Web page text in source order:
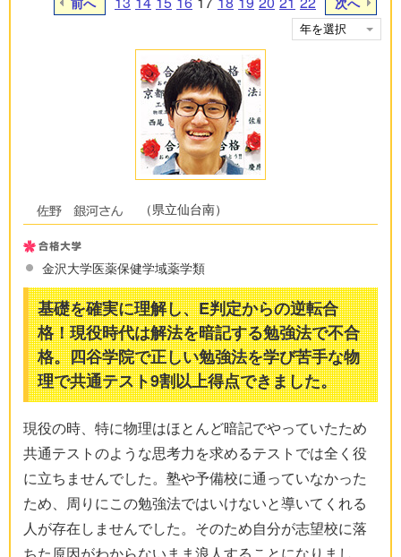
（県立仙台南）
金沢大学医薬保健学域薬学類
基礎を確実に理解し、E判定からの逆転合
格！現役時代は解法を暗記する勉強法で不合
格。四谷学院で正しい勉強法を学び苦手な物
理で共通テスト9割以上得点できました。
現役の時、特に物理はほとんど暗記でやっていたため
共通テストのような思考力を求めるテストでは全く役
に立ちませんでした。塾や予備校に通っていなかった
ため、周りにこの勉強法ではいけないと導いてくれる
人が存在しませんでした。そのため自分が志望校に落